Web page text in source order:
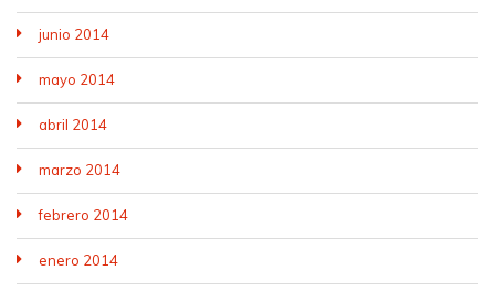
junio 2014
mayo 2014
abril 2014
marzo 2014
febrero 2014
enero 2014